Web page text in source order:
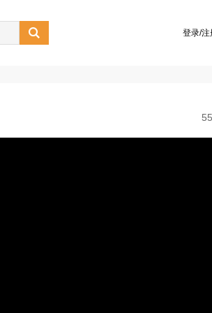
 登录/注